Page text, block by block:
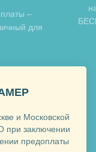
Хочу такую
–
для
и Московской
при заключении
предоплаты